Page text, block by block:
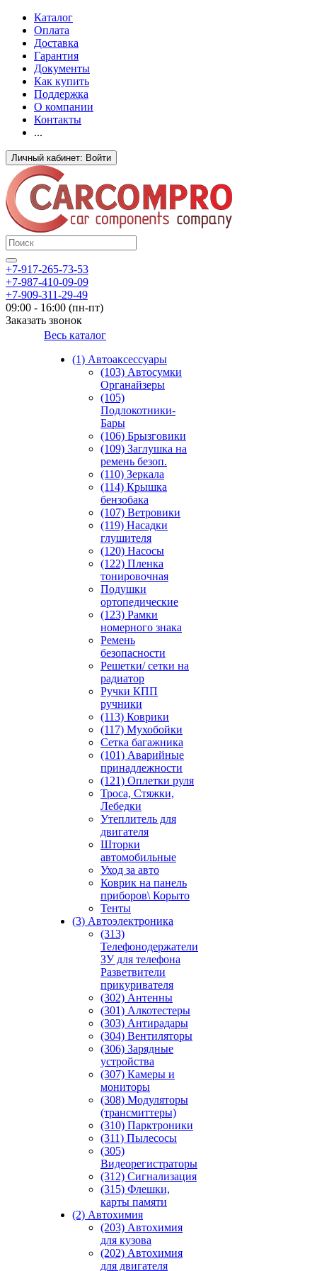
Каталог
Оплата
Доставка
Гарантия
Документы
Как купить
Поддержка
О компании
Контакты
...
Личный кабинет: Войти
+7-917-265-73-53
+7-987-410-09-09
+7-909-311-29-49
09:00 - 16:00 (пн-пт)
Заказать звонок
Весь каталог
(1) Автоаксессуары
(103) Автосумки
Органайзеры
(105)
Подлокотники-
Бары
(106) Брызговики
(109) Заглушка на
ремень безоп.
(110) Зеркала
(114) Крышка
бензобака
(107) Ветровики
(119) Насадки
глушителя
(120) Насосы
(122) Пленка
тонировочная
Подушки
ортопедические
(123) Рамки
номерного знака
Ремень
безопасности
Решетки/ сетки на
радиатор
Ручки КПП
ручники
(113) Коврики
(117) Мухобойки
Сетка багажника
(101) Аварийные
принадлежности
(121) Оплетки руля
Троса, Стяжки,
Лебедки
Утеплитель для
двигателя
Шторки
автомобильные
Уход за авто
Коврик на панель
приборов\ Корыто
Тенты
(3) Автоэлектроника
(313)
Телефонодержатели
ЗУ для телефона
Разветвители
прикуривателя
(302) Антенны
(301) Алкотестеры
(303) Антирадары
(304) Вентиляторы
(306) Зарядные
устройства
(307) Камеры и
мониторы
(308) Модуляторы
(трансмиттеры)
(310) Парктроники
(311) Пылесосы
(305)
Видеорегистраторы
(312) Сигнализация
(315) Флешки,
карты памяти
(2) Автохимия
(203) Автохимия
для кузова
(202) Автохимия
для двигателя